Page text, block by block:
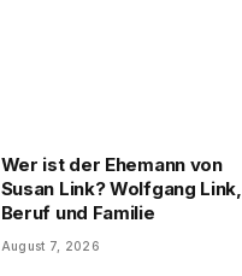
Wer ist der Ehemann von
Susan Link? Wolfgang Link,
Beruf und Familie
August 7, 2026